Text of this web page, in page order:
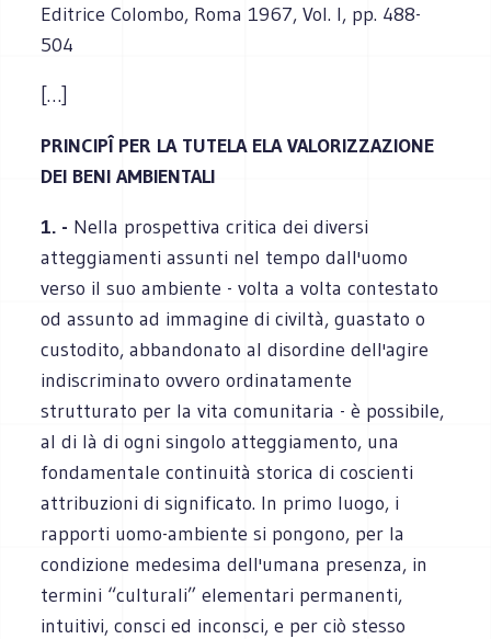
Editrice Colombo, Roma 1967, Vol. I, pp. 488-
504
[…]
PRINCIPÎ PER LA TUTELA ELA VALORIZZAZIONE
DEI BENI AMBIENTALI
1. - Nella prospettiva critica dei diversi
atteggiamenti assunti nel tempo dall'uomo
verso il suo ambiente - volta a volta contestato
od assunto ad immagine di civiltà, guastato o
custodito, abbandonato al disordine dell'agire
indiscriminato ovvero ordinatamente
strutturato per la vita comunitaria - è possibile,
al di là di ogni singolo atteggiamento, una
fondamentale continuità storica di coscienti
attribuzioni di significato. In primo luogo, i
rapporti uomo-ambiente si pongono, per la
condizione medesima dell'umana presenza, in
termini “culturali” elementari permanenti,
intuitivi, consci ed inconsci, e per ciò stesso